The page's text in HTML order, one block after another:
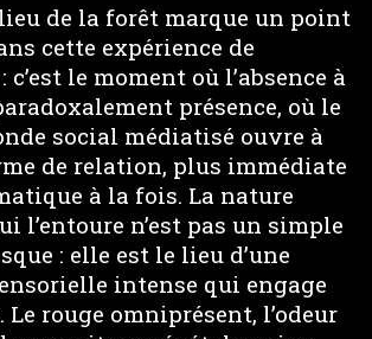
de la forêt marque un point
cette expérience de
c’est le moment où l’absence à
présence, où le
social médiatisé ouvre à
de relation, plus immédiate
à la fois. La nature
l’entoure n’est pas un simple
: elle est le lieu d’une
intense qui engage
rouge omniprésent, l’odeur